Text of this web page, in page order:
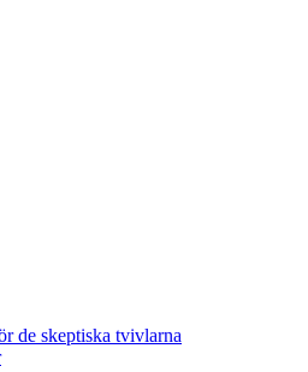
de skeptiska tvivlarna